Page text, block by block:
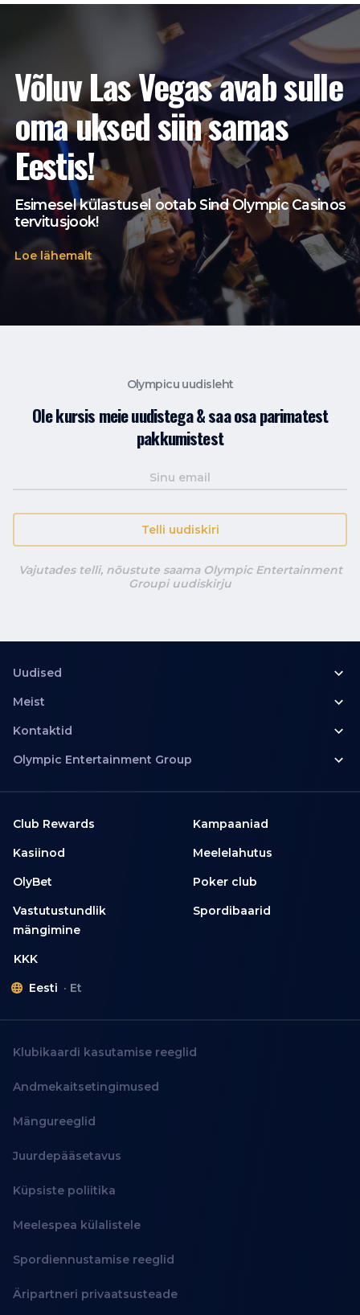
Võluv Las Vegas avab sulle
oma uksed siin samas
Eestis!
Esimesel külastusel ootab Sind Olympic Casinos
tervitusjook!
Loe lähemalt
Olympicu uudisleht
Ole kursis meie uudistega & saa osa parimatest
pakkumistest
Telli uudiskiri
Vajutades telli, nõustute saama Olympic Entertainment
Groupi uudiskirju
Uudised
Meist
Kontaktid
Olympic Entertainment Group
Club Rewards
Kampaaniad
Kasiinod
Meelelahutus
OlyBet
Poker club
Vastutustundlik
mängimine
Spordibaarid
KKK
Eesti
Et
Klubikaardi kasutamise reeglid
Andmekaitsetingimused
Mängureeglid
Juurdepääsetavus
Küpsiste poliitika
Meelespea külalistele
Spordiennustamise reeglid
Äripartneri privaatsusteade